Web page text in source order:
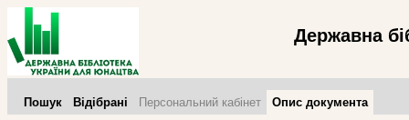
Державна
Пошук Відібрані Персональний кабінет Опис документа